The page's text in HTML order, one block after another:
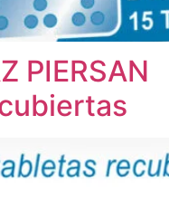
PIERSAN